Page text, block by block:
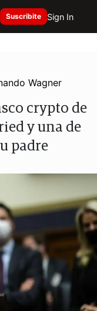
Suscribite Sign In
Wagner
crypto de
y una de
padre